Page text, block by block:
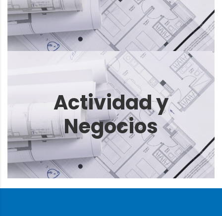
elit. Ut elit tellus, luctus nec ullamcorper mattis,
pulvinar dapibus leo.
Actividad y
Negocios
Hover Box Element
Click edit button to change this text. Lorem
ipsum dolor sit amet, consectetur adipiscing
elit. Ut elit tellus, luctus nec ullamcorper mattis,
pulvinar dapibus leo.